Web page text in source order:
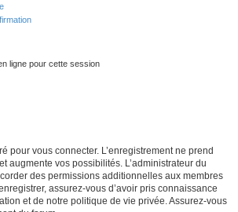
ligne pour cette session
pour vous connecter. L’enregistrement ne prend
augmente vos possibilités. L’administrateur du
des permissions additionnelles aux membres
assurez-vous d’avoir pris connaissance
et de notre politique de vie privée. Assurez-vous